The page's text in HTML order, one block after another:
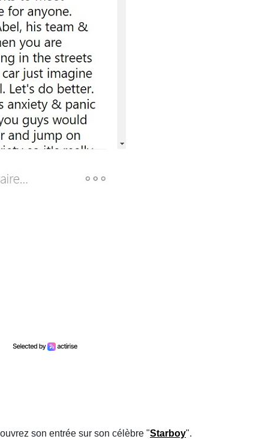
son entrée sur son célèbre "Starboy".